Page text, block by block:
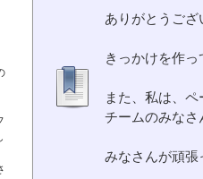
ありがとうござ
きっかけを作っ
また、私は、
チームのみなさ
みなさんが頑張